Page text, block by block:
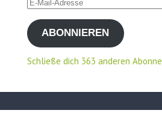
Mail-
AdresseABONNIEREN
Schließe dich 363 anderen